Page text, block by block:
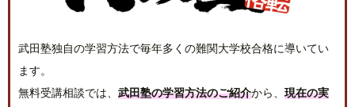
武田塾独自の学習方法で毎年多くの難関大学校合格に導いてい
ます。
無料受講相談では、 武田塾の学習方法のご紹介から、 現在の実